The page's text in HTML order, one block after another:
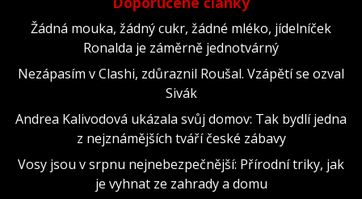
Žádná mouka, žádný cukr, žádné mléko, jídelníček
Ronalda je záměrně jednotvárný
Nezápasím v Clashi, zdůraznil Roušal. Vzápětí se ozval
Sivák
Andrea Kalivodová ukázala svůj domov: Tak bydlí jedna
z nejznámějších tváří české zábavy
Vosy jsou v srpnu nejnebezpečnější: Přírodní triky, jak
je vyhnat ze zahrady a domu